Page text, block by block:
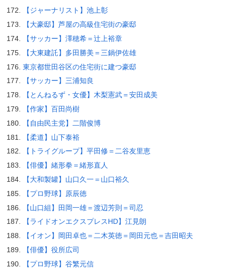
【ジャーナリスト】池上彰
【大豪邸】芦屋の高級住宅街の豪邸
【サッカー】澤穂希＝辻上裕章
【大東建託】多田勝美＝三鍋伊佐雄
東京都世田谷区の住宅街に建つ豪邸
【サッカー】三浦知良
【とんねるず・女優】木梨憲武＝安田成美
【作家】百田尚樹
【自由民主党】二階俊博
【柔道】山下泰裕
【トライグループ】平田修＝二谷友里恵
【俳優】緒形拳＝緒形直人
【大和製罐】山口久一＝山口裕久
【プロ野球】原辰徳
【山口組】田岡一雄＝渡辺芳則＝司忍
【ライドオンエクスプレスHD】江見朗
【イオン】岡田卓也＝二木英徳＝岡田元也＝吉田昭夫
【俳優】役所広司
【プロ野球】谷繁元信